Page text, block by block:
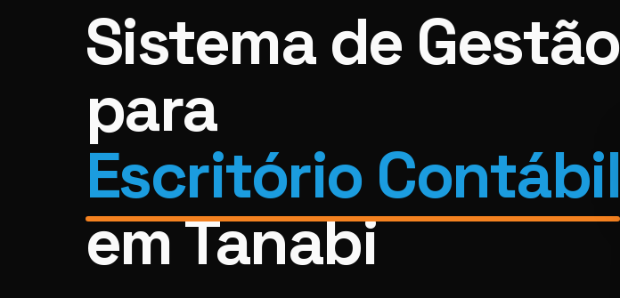
Sistema de Gestão
para
Escritório Contábil
em Tanabi